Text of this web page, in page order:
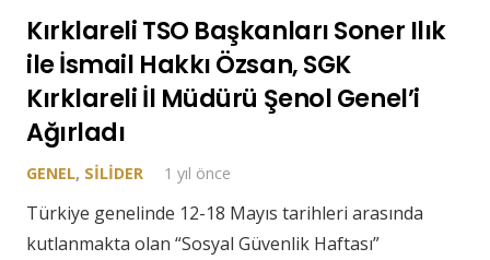
Kırklareli TSO Başkanları Soner Ilık
ile İsmail Hakkı Özsan, SGK
Kırklareli İl Müdürü Şenol Genel’i
Ağırladı
GENEL, SILIDER 1 yıl önce
Türkiye genelinde 12-18 Mayıs tarihleri arasında
kutlanmakta olan “Sosyal Güvenlik Haftası”